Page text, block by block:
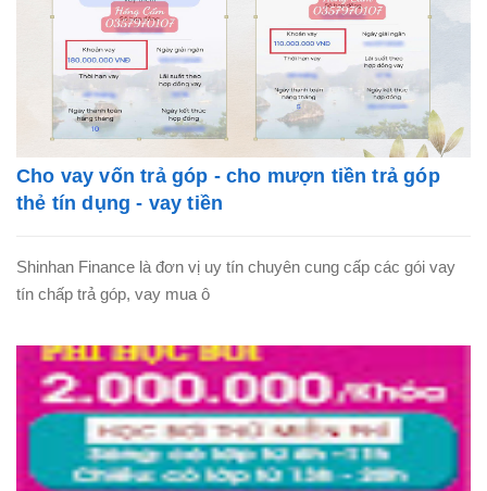
Cho vay vốn trả góp - cho mượn tiền trả góp
thẻ tín dụng - vay tiền
Shinhan Finance là đơn vị uy tín chuyên cung cấp các gói vay
tín chấp trả góp, vay mua ô